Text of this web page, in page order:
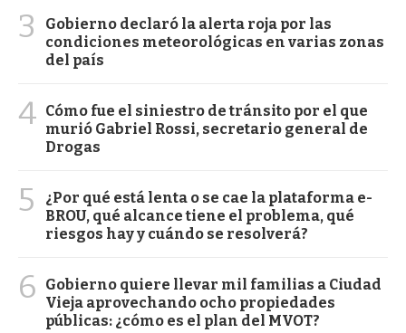
3
Gobierno declaró la alerta roja por las
condiciones meteorológicas en varias zonas
del país
4 Cómo fue el siniestro de tránsito por el que
murió Gabriel Rossi, secretario general de
Drogas
5
¿Por qué está lenta o se cae la plataforma e-
BROU, qué alcance tiene el problema, qué
riesgos hay y cuándo se resolverá?
6
Gobierno quiere llevar mil familias a Ciudad
Vieja aprovechando ocho propiedades
públicas: ¿cómo es el plan del MVOT?